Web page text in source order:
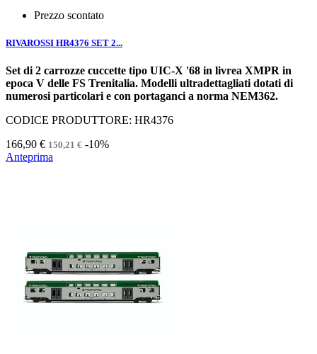
Prezzo scontato
RIVAROSSI HR4376 SET 2...
Set di 2 carrozze cuccette tipo UIC-X '68 in livrea XMPR in
epoca V delle FS Trenitalia. Modelli ultradettagliati dotati di
numerosi particolari e con portaganci a norma NEM362.
CODICE PRODUTTORE: HR4376
166,90 € 150,21 € -10%
Anteprima